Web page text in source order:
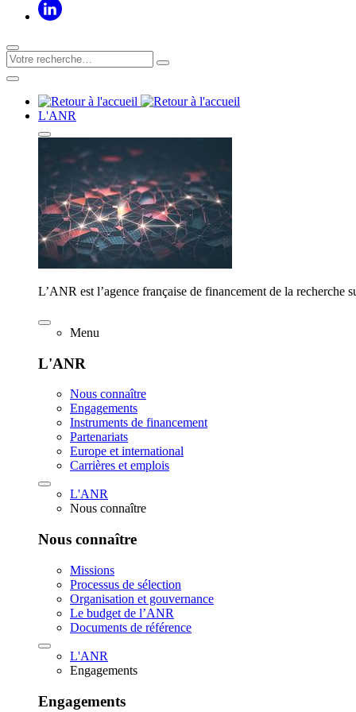
L'ANR
L’ANR est l’agence française de financement de la recherche
Menu
L'ANR
Nous connaître
Engagements
Instruments de financement
Partenariats
Europe et international
Carrières et emplois
L'ANR
Nous connaître
Nous connaître
Missions
Processus de sélection
Organisation et gouvernance
Le budget de l’ANR
Documents de référence
L'ANR
Engagements
Engagements